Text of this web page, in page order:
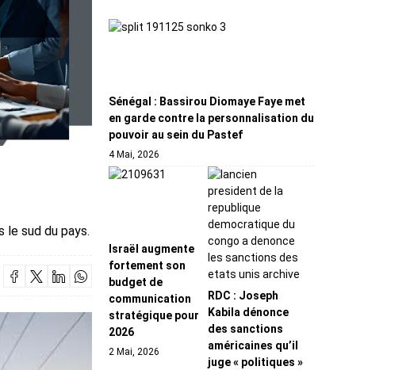
le sud du pays.
Sénégal : Bassirou Diomaye Faye met
en garde contre la personnalisation du
pouvoir au sein du Pastef
4 Mai, 2026
Israël augmente
fortement son
budget de
communication
stratégique pour
2026
2 Mai, 2026
RDC : Joseph
Kabila dénonce
des sanctions
américaines qu’il
juge « politiques »